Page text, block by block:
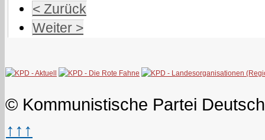
< Zurück
Weiter >
© Kommunistische Partei
↑↑↑